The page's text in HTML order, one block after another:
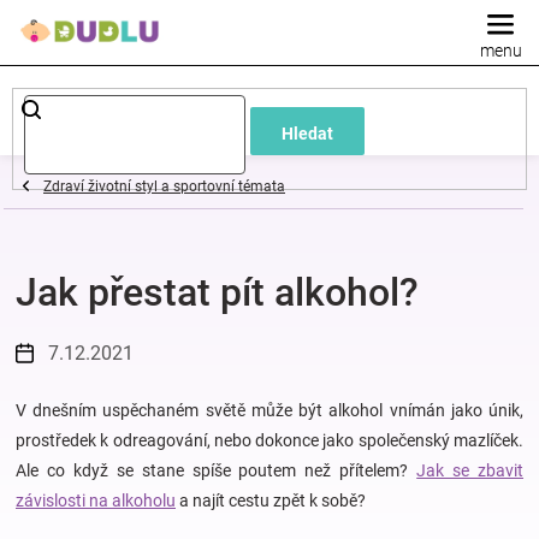
Hledat
Dětské
a
oblečení
Pokojíček
a
kojenecká
Zdraví životní styl a sportovní témata
Jak přestat pít alkohol?
7.12.2021
V dnešním uspěchaném světě může být alkohol vnímán jako únik,
prostředek k odreagování, nebo dokonce jako společenský mazlíček.
Ale co když se stane spíše poutem než přítelem?Jak se zbavit
závislosti na alkoholu a najít cestu zpět k sobě?